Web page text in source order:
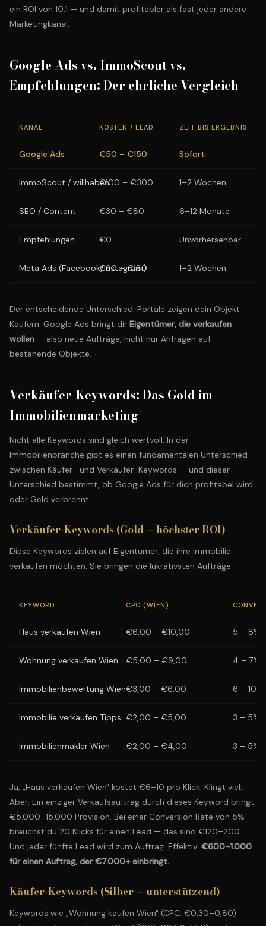
ein ROI von 10:1 — und damit profitabler als fast jeder andere
Marketingkanal.
Google Ads vs. ImmoScout vs.
Empfehlungen: Der ehrliche Vergleich
KANAL KOSTEN / LEAD ZEIT BIS ERGEBNIS
Google Ads €50 – €150 Sofort
ImmoScout / willhaben€100 – €300 1–2 Wochen
SEO / Content €30 – €80 6–12 Monate
Empfehlungen €0 Unvorhersehbar
Meta Ads (Facebook/Instagram)
€60 – €180 1–2 Wochen
Der entscheidende Unterschied: Portale zeigen dein Objekt
Käufern. Google Ads bringt dir Eigentümer, die verkaufen
wollen — also neue Aufträge, nicht nur Anfragen auf
bestehende Objekte.
Verkäufer-Keywords: Das Gold im
Immobilienmarketing
Nicht alle Keywords sind gleich wertvoll. In der
Immobilienbranche gibt es einen fundamentalen Unterschied
zwischen Käufer- und Verkäufer-Keywords — und dieser
Unterschied bestimmt, ob Google Ads für dich profitabel wird
oder Geld verbrennt.
Verkäufer-Keywords (Gold — höchster ROI)
Diese Keywords zielen auf Eigentümer, die ihre Immobilie
verkaufen möchten. Sie bringen die lukrativsten Aufträge:
KEYWORD CPC (WIEN)
Haus verkaufen Wien €6,00 – €10,00 5 – 8%
Wohnung verkaufen Wien €5,00 – €9,00 4 – 7%
Immobilienbewertung Wien€3,00 – €6,00 6 – 10%
Immobilie verkaufen Tipps €2,00 – €5,00 3 – 5%
Immobilienmakler Wien €2,00 – €4,00 3 – 5%
Ja, „Haus verkaufen Wien" kostet €6–10 pro Klick. Klingt viel.
Aber: Ein einziger Verkaufsauftrag durch dieses Keyword bringt
€5.000–15.000 Provision. Bei einer Conversion Rate von 5%
brauchst du 20 Klicks für einen Lead — das sind €120–200.
Und jeder fünfte Lead wird zum Auftrag. Effektiv: €600–1.000
für einen Auftrag, der €7.000+ einbringt.
Käufer-Keywords (Silber — unterstützend)
Keywords wie „Wohnung kaufen Wien" (CPC: €0,30–0,80)